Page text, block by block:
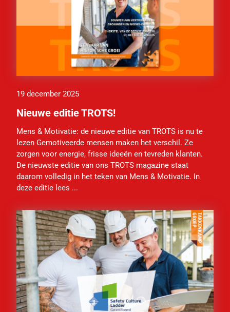
19 december 2025
Nieuwe editie TROTS!
Mens & Motivatie: de nieuwe editie van TROTS is nu te
lezen Gemotiveerde mensen maken het verschil. Ze
zorgen voor energie, frisse ideeën en tevreden klanten.
De nieuwste editie van ons TROTS magazine staat
daarom volledig in het teken van Mens & Motivatie. In
deze editie lees ...